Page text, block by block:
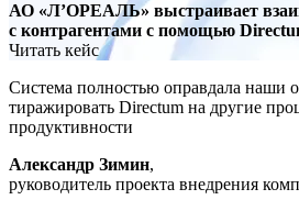
АО «Л’ОРЕАЛЬ» выстраивает
с контрагентами с помощью
Читать кейс
Система полностью оправдала
тиражировать Directum на другие
продуктивности
Александр Зимин,
руководитель проекта внедрения